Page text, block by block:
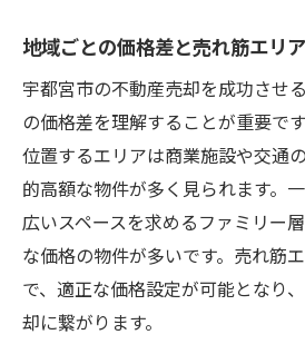
競合物件の売却状況の確認
地域イベントや開発計画
売却時期選定のリスクと
成功する不動産売却のため
クとは
効果的な価格交渉の基本
相手の立場に立った交渉
強気と譲歩のバランス
プロフェッショナルな交
地域ごとの価格差と売れ筋エリア
宇都宮市の不動産売却を成功させ
の価格差を理解することが重要で
位置するエリアは商業施設や交通
的高額な物件が多く見られます。
広いスペースを求めるファミリー
な価格の物件が多いです。売れ筋
で、適正な価格設定が可能となり
却に繋がります。